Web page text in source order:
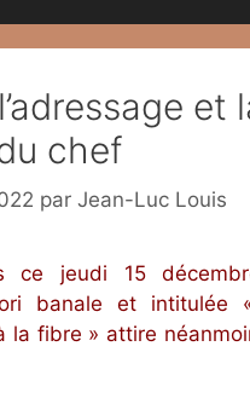
et
chef
par Jean-Luc Louis
ce jeudi 15
banale et intitulée
la fibre » attire